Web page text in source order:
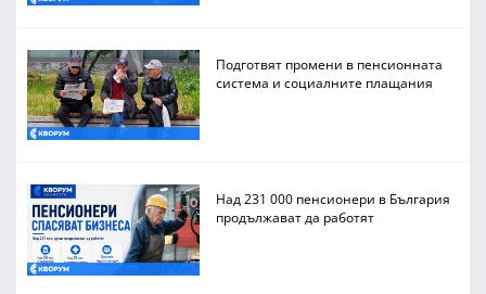
Подготвят промени в пенсионната
система и социалните плащания
Над 231 000 пенсионери в България
продължават да работят